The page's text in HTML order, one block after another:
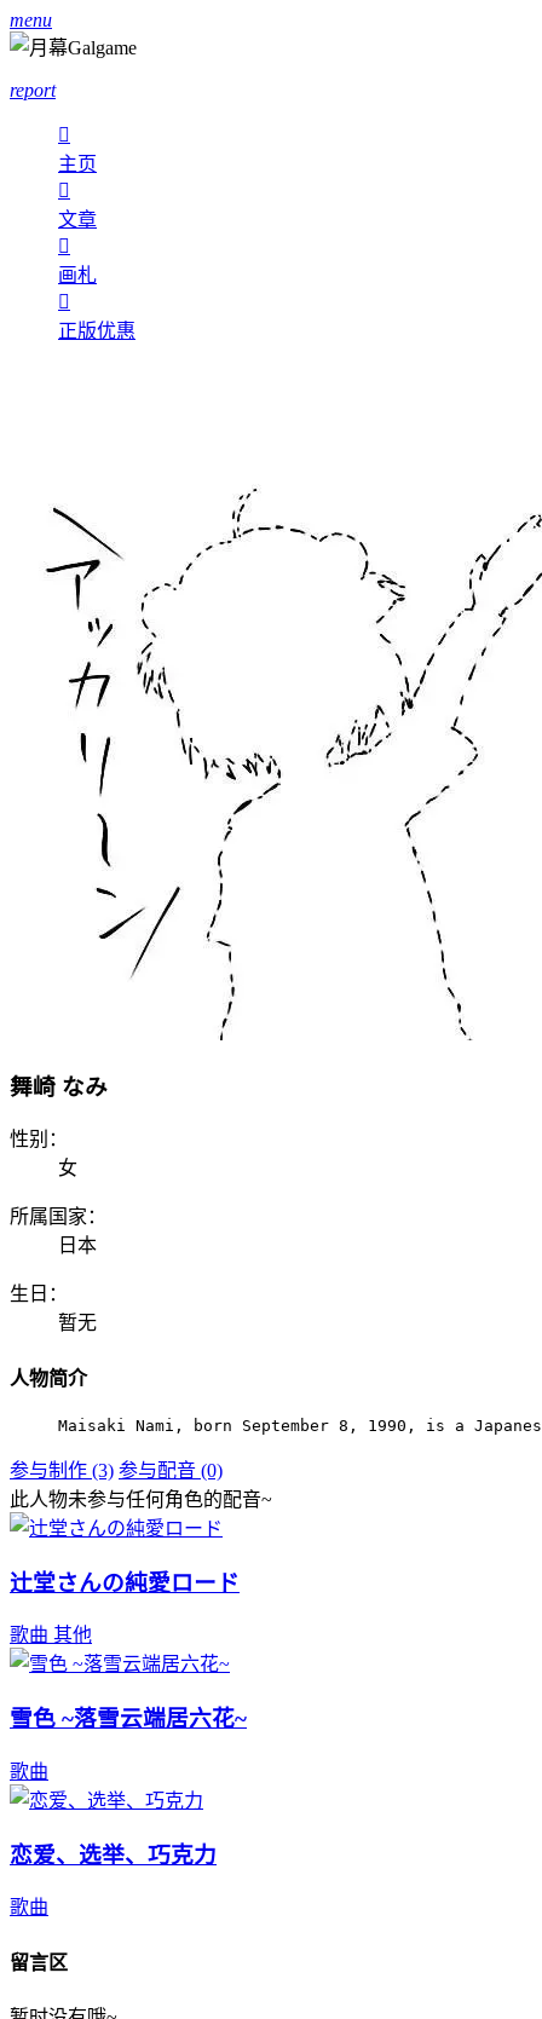
menu
report

主页

文章

画札

正版优惠
舞崎 なみ
性别：
女
所属国家：
日本
生日：
暂无
人物简介
Maisaki Nami, born September 8, 1990, is a
参与制作 (3) 参与配音 (0)
此人物未参与任何角色的配音~
辻堂さんの純愛ロード
歌曲 其他
雪色 ~落雪云端居六花~
歌曲
恋爱、选举、巧克力
歌曲
留言区